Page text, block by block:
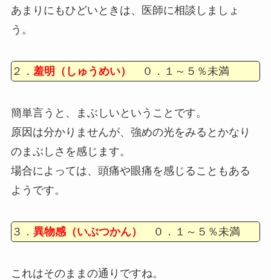
あまりにもひどいときは、医師に相談しましょ
う。
２． 羞明（しゅうめい） ０．１～５％未満
簡単言うと、まぶしいということです。
原因は分かりませんが、強めの光をみるとかなり
のまぶしさを感じます。
場合によっては、頭痛や眼痛を感じることもある
ようです。
３． 異物感（いぶつかん） ０．１～５％未満
これはそのままの通りですね。